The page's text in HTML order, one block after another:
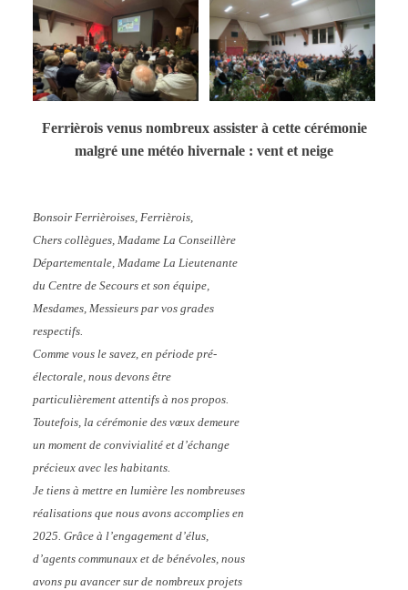
Ferrièrois venus nombreux assister à cette cérémonie
malgré une météo hivernale : vent et neige
Bonsoir Ferrièroises, Ferrièrois,
Chers collègues, Madame La Conseillère
Départementale, Madame La Lieutenante
du Centre de Secours et son équipe,
Mesdames, Messieurs par vos grades
respectifs.
Comme vous le savez, en période pré-
électorale, nous devons être
particulièrement attentifs à nos propos.
Toutefois, la cérémonie des vœux demeure
un moment de convivialité et d’échange
précieux avec les habitants.
Je tiens à mettre en lumière les nombreuses
réalisations que nous avons accomplies en
2025. Grâce à l’engagement d’élus,
d’agents communaux et de bénévoles, nous
avons pu avancer sur de nombreux projets